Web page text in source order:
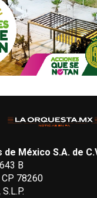
de México S.A. de
B
78260